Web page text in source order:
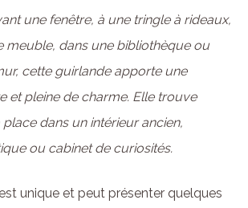
une fenêtre, à une tringle à rideaux,
meuble, dans une bibliothèque ou
cette guirlande apporte une
et pleine de charme. Elle trouve
dans un intérieur ancien,
ou cabinet de curiosités.
unique et peut présenter quelques